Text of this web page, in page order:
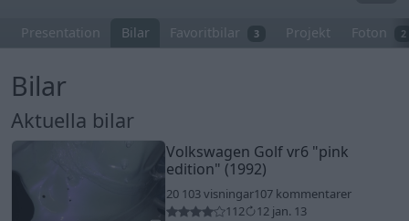
Presentation Bilar Favoritbilar 3 Projekt Foton 2
Bilar
Aktuella bilar
Volkswagen Golf vr6 "pink
edition" (1992)
20 103 visningar107 kommentarer
112
12 jan. 13